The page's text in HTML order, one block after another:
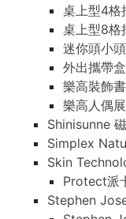
桌上型4格
桌上型8格
迷你頭小
外出攜帶
樂高裝飾
樂高人偶
Shinisunne
Simplex
Skin
Protect派
Stephen